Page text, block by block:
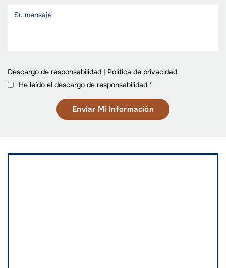
Descargo de responsabilidad | Política de privacidad
He leído el descargo de responsabilidad *